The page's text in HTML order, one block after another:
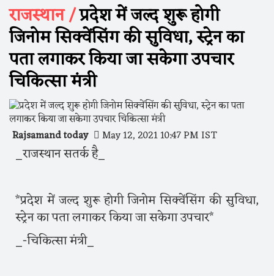
राजस्थान /प्रदेश में जल्द शुरू होगी
जिनोम सिक्वेंसिंग की सुविधा, स्ट्रेन का
पता लगाकर किया जा सकेगा उपचार
चिकित्सा मंत्री
Rajsamand today May 12, 2021 10:47 PM IST
_राजस्थान सतर्क है_
*प्रदेश में जल्द शुरू होगी जिनोम सिक्वेंसिंग की सुविधा,
स्ट्रेन का पता लगाकर किया जा सकेगा उपचार*
_-चिकित्सा मंत्री_